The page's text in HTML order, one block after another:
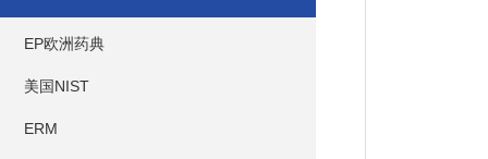
EP欧洲药典
美国NIST
ERM